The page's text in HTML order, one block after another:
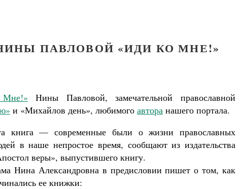
ПАВЛОВОЙ «ИДИ КО МНЕ!»
Нины Павловой, замечательной православной
и «Михайлов день», любимого автора нашего портала.
книга — современные были о жизни православных
в наше непростое время, сообщают из издательства
веры», выпустившего книгу.
Нина Александровна в предисловии пишет о том, как
ее книжки: